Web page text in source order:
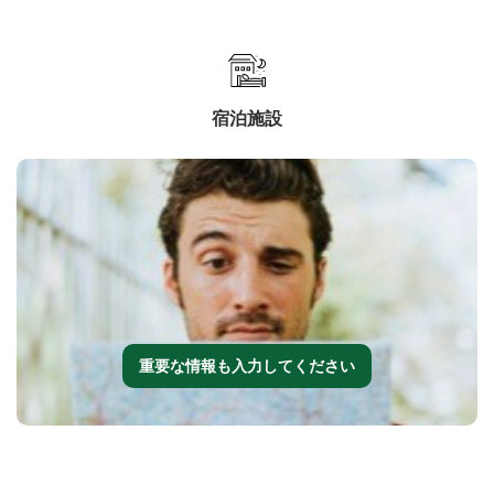
宿泊施設
重要な情報も入力してください